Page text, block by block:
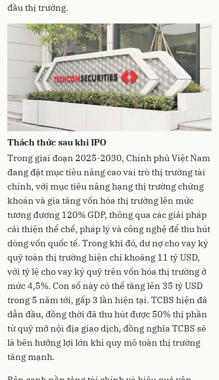
đầu thị trường.
Thách thức sau khi IPO
Trong giai đoạn 2025-2030, Chính phủ Việt Nam
đang đặt mục tiêu nâng cao vai trò thị trường tài
chính, với mục tiêu nâng hạng thị trường chứng
khoán và gia tăng vốn hóa thị trường lên mức
tương đương 120% GDP, thông qua các giải pháp
cải thiện thể chế, pháp lý và công nghệ để thu hút
dòng vốn quốc tế. Trong khi đó, dư nợ cho vay ký
quỹ toàn thị trường hiện chỉ khoảng 11 tỷ USD,
với tỷ lệ cho vay ký quỹ trên vốn hóa thị trường ở
mức 4,5%. Con số này có thể tăng lên 35 tỷ USD
trong 5 năm tới, gấp 3 lần hiện tại. TCBS hiện đã
dẫn đầu, đồng thời đã thu hút được 50% thị phần
từ quỹ mở nội địa giao dịch, đồng nghĩa TCBS sẽ
là bên hưởng lợi lớn khi quy mô toàn thị trường
tăng mạnh.